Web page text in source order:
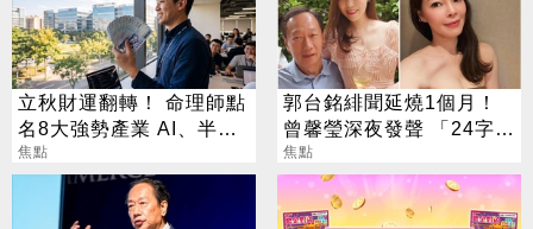
立秋財運翻轉！ 命理師點
名8大強勢產業 AI、半導
體成最強黑馬
焦點
郭台銘緋聞延燒1個月！
曾馨瑩深夜發聲 「24字」
吐盡最心繫的事
焦點